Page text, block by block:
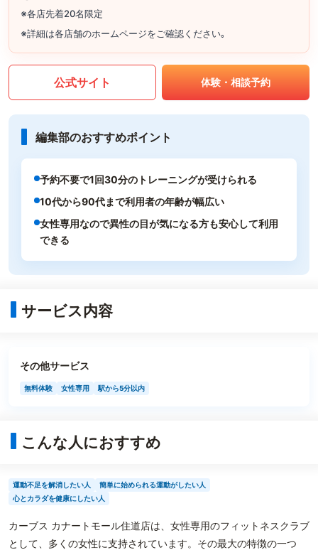
※各店先着20名限定
※詳細は各店舗のホームページをご確認ください｡
公式サイト 体験・相談予約
編集部のおすすめポイント
予約不要で1回30分のトレーニングが受けられる
10代から90代まで利用者の年齢が幅広い
女性専用なので異性の目が気になる方も安心して利用
できる
サービス内容
その他サービス
無料体験 女性専用 駅から5分以内
こんな人におすすめ
運動不足を解消したい人
簡単に始められる運動がしたい人
心とカラダを健康にしたい人
カーブス カナートモール住道店は、女性専用のフィットネスクラブ
として、多くの女性に支持されています。その最大の特徴の一つ